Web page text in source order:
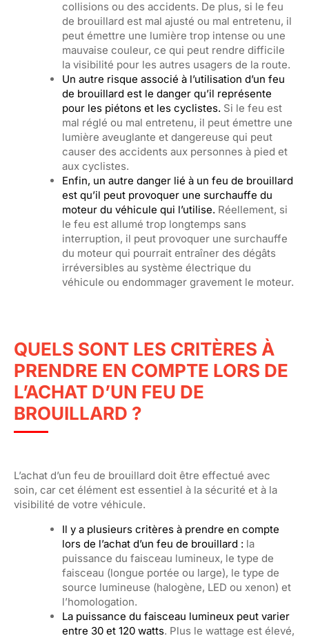
collisions ou des accidents. De plus, si le feu
de brouillard est mal ajusté ou mal entretenu, il
peut émettre une lumière trop intense ou une
mauvaise couleur, ce qui peut rendre difficile
la visibilité pour les autres usagers de la route.
Un autre risque associé à l’utilisation d’un feu
de brouillard est le danger qu’il représente
pour les piétons et les cyclistes. Si le feu est
mal réglé ou mal entretenu, il peut émettre une
lumière aveuglante et dangereuse qui peut
causer des accidents aux personnes à pied et
aux cyclistes.
Enfin, un autre danger lié à un feu de brouillard
est qu’il peut provoquer une surchauffe du
moteur du véhicule qui l’utilise. Réellement, si
le feu est allumé trop longtemps sans
interruption, il peut provoquer une surchauffe
du moteur qui pourrait entraîner des dégâts
irréversibles au système électrique du
véhicule ou endommager gravement le moteur.
QUELS SONT LES CRITÈRES À
PRENDRE EN COMPTE LORS DE
L’ACHAT D’UN FEU DE
BROUILLARD ?
L’achat d’un feu de brouillard doit être effectué avec
soin, car cet élément est essentiel à la sécurité et à la
visibilité de votre véhicule.
Il y a plusieurs critères à prendre en compte
lors de l’achat d’un feu de brouillard : la
puissance du faisceau lumineux, le type de
faisceau (longue portée ou large), le type de
source lumineuse (halogène, LED ou xenon) et
l’homologation.
La puissance du faisceau lumineux peut varier
entre 30 et 120 watts. Plus le wattage est élevé,